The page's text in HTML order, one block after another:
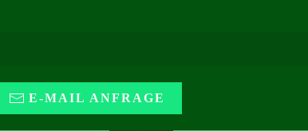
E-MAIL ANFRAGE